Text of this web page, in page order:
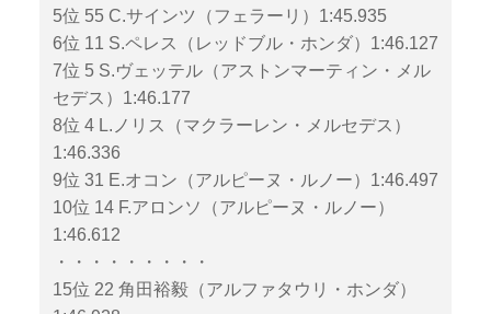
5位 55 C.サインツ（フェラーリ）1:45.935
6位 11 S.ペレス（レッドブル・ホンダ）1:46.127
7位 5 S.ヴェッテル（アストンマーティン・メル
セデス）1:46.177
8位 4 L.ノリス（マクラーレン・メルセデス）
1:46.336
9位 31 E.オコン（アルピーヌ・ルノー）1:46.497
10位 14 F.アロンソ（アルピーヌ・ルノー）
1:46.612
・・・・・・・・・
15位 22 角田裕毅（アルファタウリ・ホンダ）